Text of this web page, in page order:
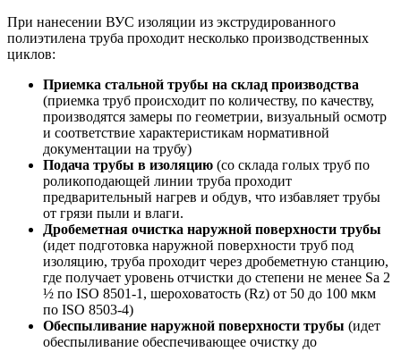
При нанесении ВУС изоляции из экструдированного
полиэтилена труба проходит несколько производственных
циклов:
Приемка стальной трубы на склад производства
(приемка труб происходит по количеству, по качеству,
производятся замеры по геометрии, визуальный осмотр
и соответствие характеристикам нормативной
документации на трубу)
Подача трубы в изоляцию (со склада голых труб по
роликоподающей линии труба проходит
предварительный нагрев и обдув, что избавляет трубы
от грязи пыли и влаги.
Дробеметная очистка наружной поверхности трубы
(идет подготовка наружной поверхности труб под
изоляцию, труба проходит через дробеметную станцию,
где получает уровень отчистки до степени не менее Sa 2
½ по ISO 8501-1, шероховатость (Rz) от 50 до 100 мкм
по ISO 8503-4)
Обеспыливание наружной поверхности трубы (идет
обеспыливание обеспечивающее очистку до